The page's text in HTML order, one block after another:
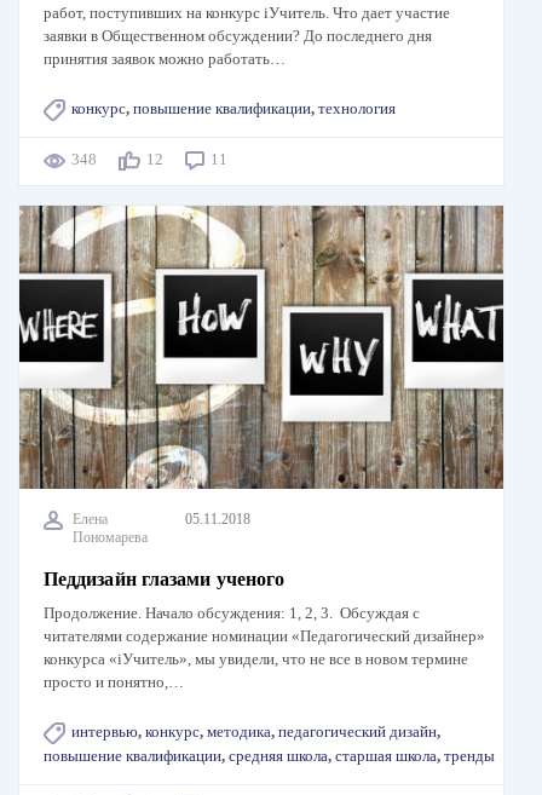
работ, поступивших на конкурс iУчитель. Что дает участие
заявки в Общественном обсуждении? До последнего дня
принятия заявок можно работать…
конкурс, повышение квалификации, технология
348 12 11
Елена
Пономарева
05.11.2018
Педдизайн глазами ученого
Продолжение. Начало обсуждения: 1, 2, 3. Обсуждая с
читателями содержание номинации «Педагогический дизайнер»
конкурса «iУчитель», мы увидели, что не все в новом термине
просто и понятно,…
интервью, конкурс, методика, педагогический дизайн,
повышение квалификации, средняя школа, старшая школа, тренды